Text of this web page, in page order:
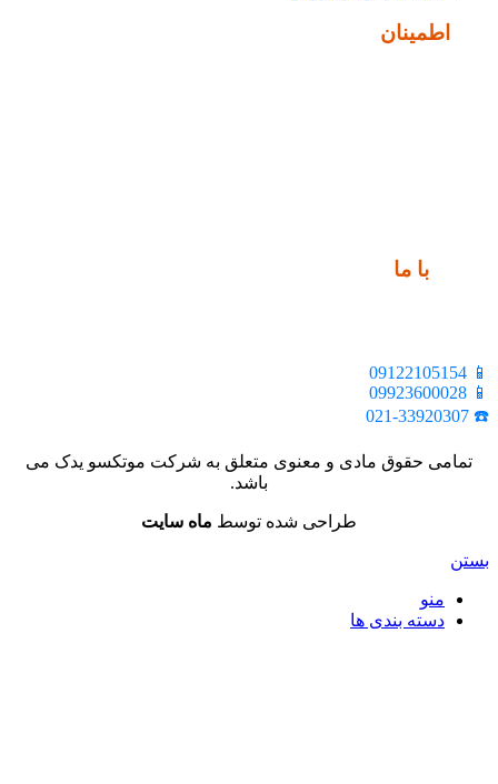
اطمینان
با ما
📱 09122105154
📱 09923600028
☎️ 021-33920307
تمامی حقوق مادی و معنوی متعلق به شرکت موتکسو یدک می
باشد.
طراحی شده توسط ماه سایت
بستن
منو
دسته بندی ها